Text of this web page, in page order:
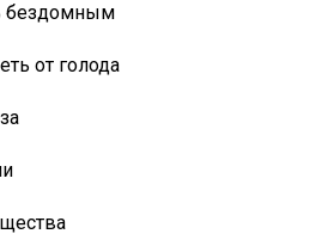
бездомным
от голода